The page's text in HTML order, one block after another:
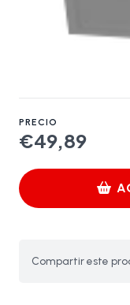
PRECIO
€49,89
Compartir este